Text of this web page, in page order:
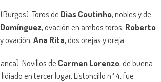
(Burgos). Toros de Dias Coutinho, nobles y de
, ovación en ambos toros; Roberto
ovación;Ana Rita,dos orejas y oreja.
Novillos de Carmen Lorenzo, de buena
en tercer lugar, Listoncillo nº 4, fue